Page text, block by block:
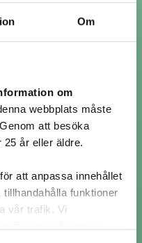
Om
om
webbplats måste
att besöka
25 år eller äldre.
att anpassa innehållet
funktioner
vår trafik. Vi